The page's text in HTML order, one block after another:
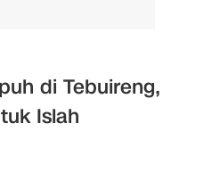
di Tebuireng,
Islah